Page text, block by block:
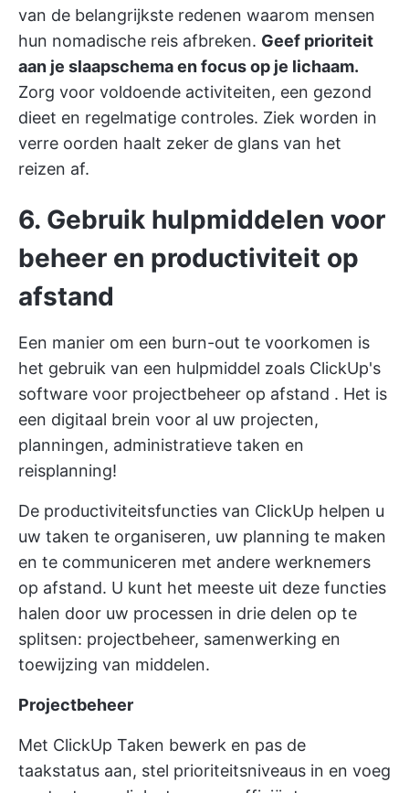
van de belangrijkste redenen waarom mensen
hun nomadische reis afbreken. Geef prioriteit
aan je slaapschema en focus op je lichaam.
Zorg voor voldoende activiteiten, een gezond
dieet en regelmatige controles. Ziek worden in
verre oorden haalt zeker de glans van het
reizen af.
6. Gebruik hulpmiddelen voor
beheer en productiviteit op
afstand
Een manier om een burn-out te voorkomen is
het gebruik van een hulpmiddel zoals ClickUp's
software voor projectbeheer op afstand . Het is
een digitaal brein voor al uw projecten,
planningen, administratieve taken en
reisplanning!
De productiviteitsfuncties van ClickUp helpen u
uw taken te organiseren, uw planning te maken
en te communiceren met andere werknemers
op afstand. U kunt het meeste uit deze functies
halen door uw processen in drie delen op te
splitsen: projectbeheer, samenwerking en
toewijzing van middelen.
Projectbeheer
Met ClickUp Taken bewerk en pas de
taakstatus aan, stel prioriteitsniveaus in en voeg